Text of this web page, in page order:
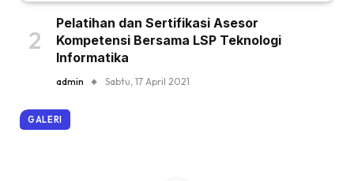
Pelatihan dan Sertifikasi Asesor
Kompetensi Bersama LSP Teknologi
Informatika
admin Sabtu, 17 April 2021
GALERI